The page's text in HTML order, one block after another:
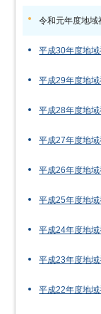
令和元年度地域
平成30年度地
平成29年度地
平成28年度地
平成27年度地
平成26年度地
平成25年度地
平成24年度地
平成23年度地
平成22年度地